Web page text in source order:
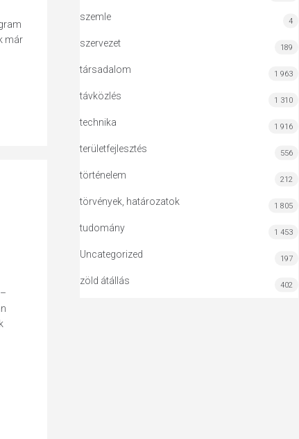
már
szemle 4
szervezet 189
társadalom 1 963
távközlés 1 310
technika 1 916
területfejlesztés 556
történelem 212
törvények, határozatok 1 805
tudomány 1 453
Uncategorized 197
zöld átállás 402